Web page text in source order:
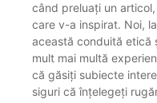
când preluați un
care v-a inspirat. Noi,
această conduită etică
mult mai multă
că găsiți subiecte
siguri că înțelegeți